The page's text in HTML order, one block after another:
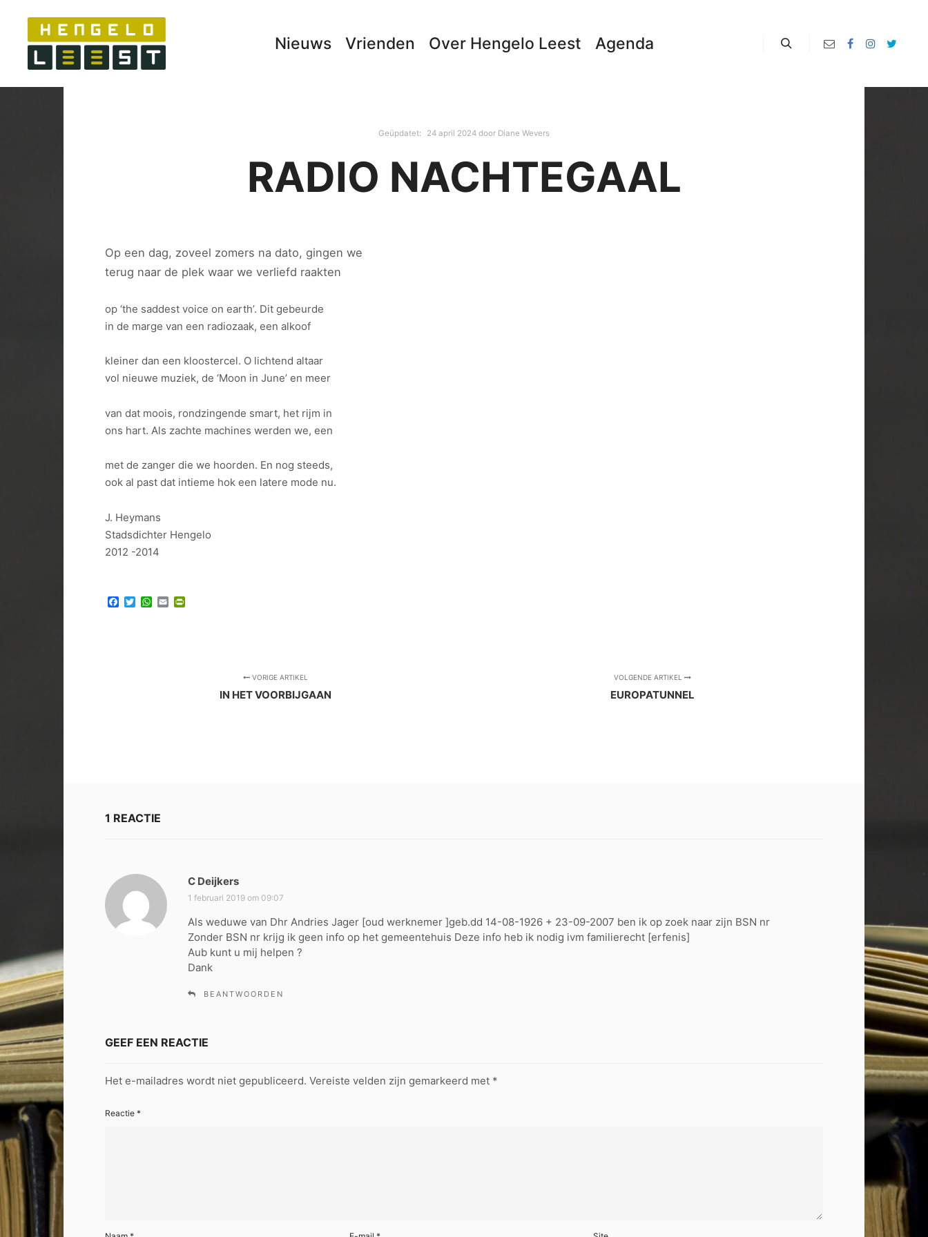
Nieuws Vrienden Over Hengelo Leest Agenda
Geüpdatet: 24 april 2024 door Diane Wevers
RADIO NACHTEGAAL
Op een dag, zoveel zomers na dato, gingen we
terug naar de plek waar we verliefd raakten
op ‘the saddest voice on earth’. Dit gebeurde
in de marge van een radiozaak, een alkoof
kleiner dan een kloostercel. O lichtend altaar
vol nieuwe muziek, de ‘Moon in June’ en meer
van dat moois, rondzingende smart, het rijm in
ons hart. Als zachte machines werden we, een
met de zanger die we hoorden. En nog steeds,
ook al past dat intieme hok een latere mode nu.
J. Heymans
Stadsdichter Hengelo
2012 -2014
Facebook
TwitterWhatsApp
Email
VORIGE ARTIKEL
IN HET VOORBIJGAAN
VOLGENDE ARTIKEL
EUROPATUNNEL
1 REACTIE
C Deijkers
c
r
e
e
1 februari 2019 om 09:07
Als weduwe van Dhr Andries Jager [oud werknemer ]geb.dd 14-08-1926 + 23-09-2007 ben ik op zoek naar zijn BSN nr
Zonder BSN nr krijg ik geen info op het gemeentehuis Deze info heb ik nodig ivm familierecht [erfenis]
Aub kunt u mij helpen ?
Dank
BEANTWOORDEN
GEEF EEN REACTIE
Het e-mailadres wordt niet gepubliceerd. Vereiste velden zijn gemarkeerd met *
Reactie *